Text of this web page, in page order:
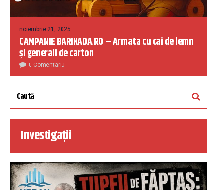
noiembrie 21, 2025
CAMPANIE BARIKADA.RO – Armata cu cai de lemn
și generali de carton
0 Comentariu
Investigații